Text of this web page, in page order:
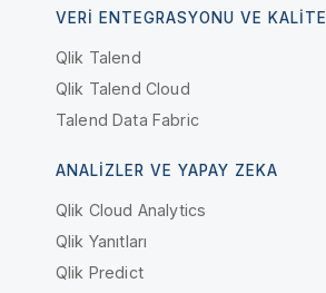
VERI ENTEGRASYONU VE KALITE
Qlik Talend
Qlik Talend Cloud
Talend Data Fabric
ANALIZLER VE YAPAY ZEKA
Qlik Cloud Analytics
Qlik Yanıtları
Qlik Predict